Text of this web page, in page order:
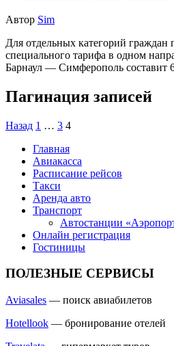
Автор Sim
Для отдельных категорий граждан
специального тарифа в одном
Барнаул — Симферополь составит
Пагинация записей
Назад 1 … 3 4
Главная
Авиакасса
Расписание рейсов
Такси
Аренда авто
Транспорт
Автостанции
Онлайн регистрация
Гостиницы
ПОЛЕЗНЫЕ СЕРВИСЫ
Aviasales — поиск авиабилетов
Hotellook — бронирование отелей